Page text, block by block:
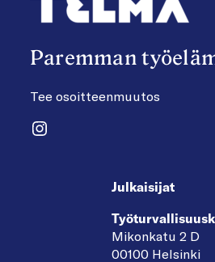
Paremman
Tee osoitteenmuutos
Instagram
Julkaisijat
Mikonkatu 2 D
00100 Helsinki